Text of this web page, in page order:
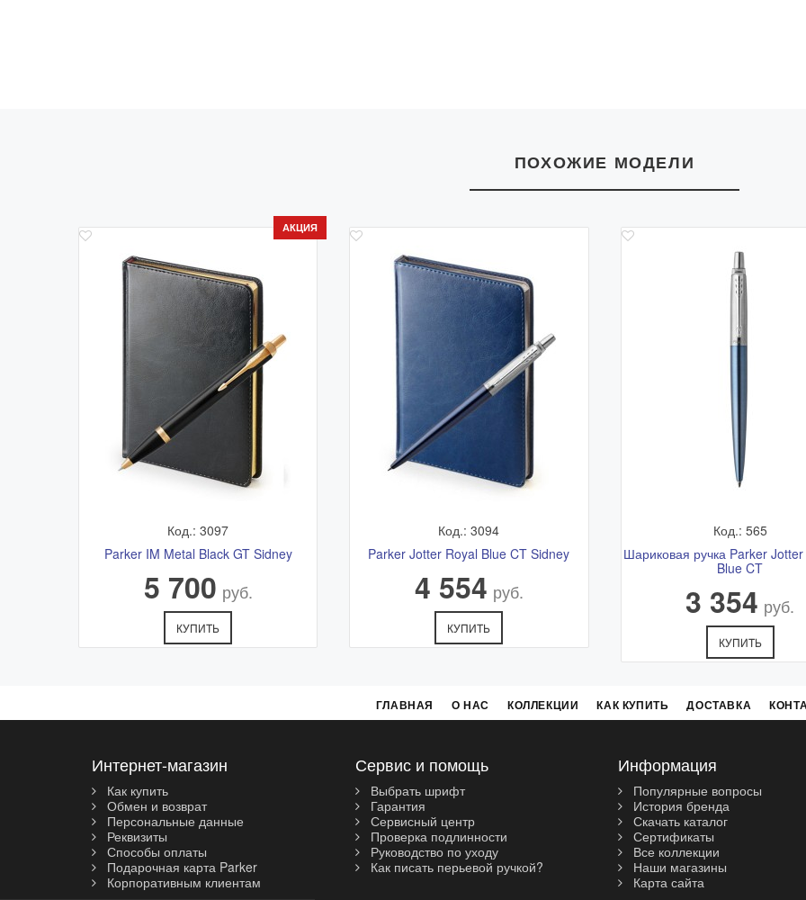
ПОХОЖИЕ МОДЕЛИ
АКЦИЯ
Код.: 3097
Parker IM Metal Black GT Sidney
5 700 руб.
КУПИТЬ
Код.: 3094
Parker Jotter Royal Blue CT Sidney
4 554 руб.
КУПИТЬ
Код.: 565
Шариковая ручка Parker
Blue CT
3 354 руб.
КУПИТЬ
ГЛАВНАЯ О НАС КОЛЛЕКЦИИ КАК КУПИТЬ ДОСТАВКА
Интернет-магазин
Как купить
Обмен и возврат
Персональные данные
Реквизиты
Способы оплаты
Подарочная карта Parker
Корпоративным клиентам
Сервис и помощь
Выбрать шрифт
Гарантия
Сервисный центр
Проверка подлинности
Руководство по уходу
Как писать перьевой ручкой?
Информация
Популярные вопросы
История бренда
Скачать каталог
Сертификаты
Все коллекции
Наши магазины
Карта сайта